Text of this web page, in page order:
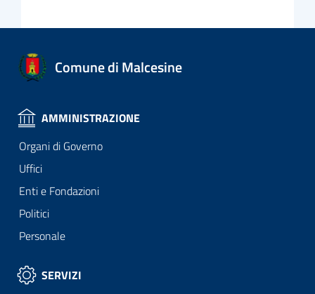
Comune di Malcesine
AMMINISTRAZIONE
Organi di Governo
Uffici
Enti e Fondazioni
Politici
Personale
SERVIZI